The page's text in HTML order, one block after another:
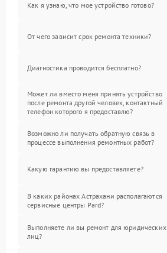
Как я узнаю, что мое устройство готово?
От чего зависит срок ремонта техники?
Диагностика проводится бесплатно?
Может ли вместо меня принять устройство
после ремонта другой человек, контактный
телефон которого я предоставлю?
Возможно ли получать обратную связь в
процессе выполнения ремонтных работ?
Какую гарантию вы предоставляете?
В каких районах Астрахани располагаются
сервисные центры Pard?
Выполняете ли вы ремонт для юридических
лиц?